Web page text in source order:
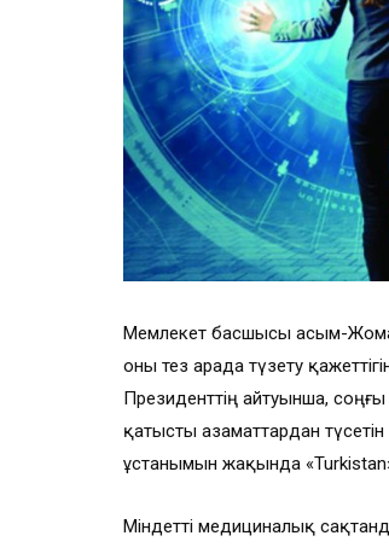
Мемлекет басшысы Қасым-
оны тез арада түзету
Президенттің айтуынша,
қатысты азаматтардан
ұстанымын жақында
Міндетті медициналық